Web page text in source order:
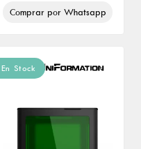
Comprar por Whatsapp
En Stock